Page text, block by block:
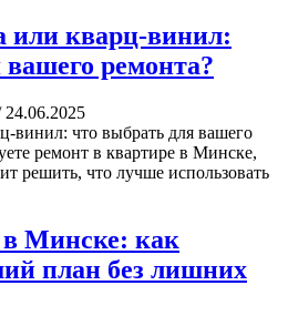
или кварц-винил:
ремонта?
24.06.2025
винил: что выбрать для вашего
ремонт в квартире в Минске,
решить, что лучше использовать
Минске: как
план без лишних